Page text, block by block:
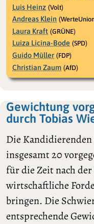
Luis Heinz (Volt)
Andreas Klein
Laura Kraft (GRÜNE)
Luiza Licina-Bode (SPD)
Guido Müller (FDP)
Christian Zaum (AfD)
Gewichtung
durch Tobias
Die
insgesamt 20
für die Zeit nach
wirtschaftliche
bringen. Die
entsprechende